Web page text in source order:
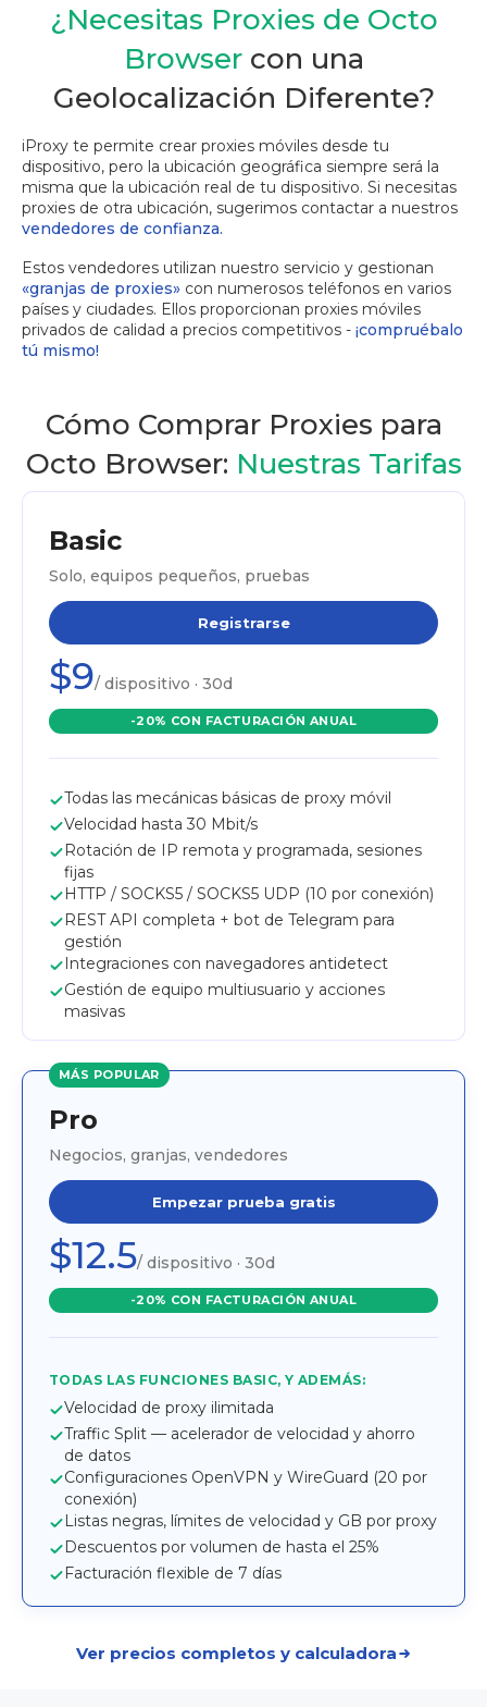
¿Necesitas Proxies de Octo
Browser con una
Geolocalización Diferente?
iProxy te permite crear proxies móviles desde tu
dispositivo, pero la ubicación geográfica siempre será la
misma que la ubicación real de tu dispositivo. Si necesitas
proxies de otra ubicación, sugerimos contactar a nuestros
vendedores de confianza.
Estos vendedores utilizan nuestro servicio y gestionan
«granjas de proxies» con numerosos teléfonos en varios
países y ciudades. Ellos proporcionan proxies móviles
privados de calidad a precios competitivos - ¡compruébalo
tú mismo!
Cómo Comprar Proxies para
Octo Browser: Nuestras Tarifas
Basic
Solo, equipos pequeños, pruebas
Registrarse
$9/ dispositivo · 30d
-20% CON FACTURACIÓN ANUAL
Todas las mecánicas básicas de proxy móvil
Velocidad hasta 30 Mbit/s
Rotación de IP remota y programada, sesiones
fijas
HTTP / SOCKS5 / SOCKS5 UDP (10 por conexión)
REST API completa + bot de Telegram para
gestión
Integraciones con navegadores antidetect
Gestión de equipo multiusuario y acciones
masivas
MÁS POPULAR
Pro
Negocios, granjas, vendedores
Empezar prueba gratis
$12.5/ dispositivo · 30d
-20% CON FACTURACIÓN ANUAL
TODAS LAS FUNCIONES BASIC, Y ADEMÁS:
Velocidad de proxy ilimitada
Traffic Split — acelerador de velocidad y ahorro
de datos
Configuraciones OpenVPN y WireGuard (20 por
conexión)
Listas negras, límites de velocidad y GB por proxy
Descuentos por volumen de hasta el 25%
Facturación flexible de 7 días
Ver precios completos y calculadora